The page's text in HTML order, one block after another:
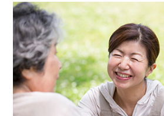
紹介会社を使うメリッ
介護・看護のお仕事
利用者の声